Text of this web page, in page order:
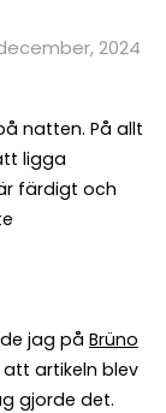
2024
natten. På allt
ligga
färdigt och
jag på Brüno
artikeln blev
gjorde det.